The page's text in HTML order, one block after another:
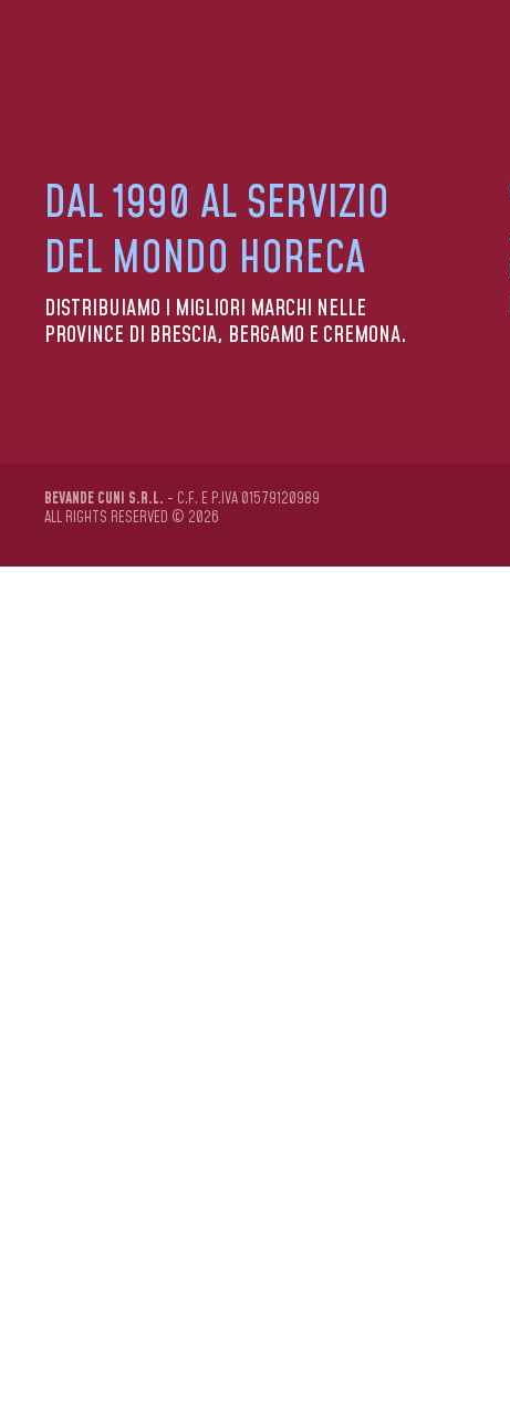
DAL 1990 AL SERVIZIO
DEL MONDO HORECA
DISTRIBUIAMO I MIGLIORI MARCHI NELLE
PROVINCE DI BRESCIA, BERGAMO E CREMONA.
BEVANDE CUNI S.R.L. - C.F. E P.IVA 01579120989
ALL RIGHTS RESERVED © 2026